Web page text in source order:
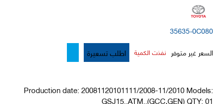
35635-0C080
السعر غير متوفر نفذت الكمية اطلب تسعيرة
Production date: 20081120101111/2008-11/2010 Models:
GSJ15..ATM..(GCC,GEN) QTY: 01